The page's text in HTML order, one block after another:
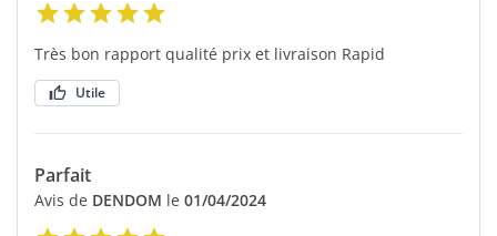
Très bon rapport qualité prix et livraison Rapid
Utile
Parfait
Avis de DENDOM le 01/04/2024